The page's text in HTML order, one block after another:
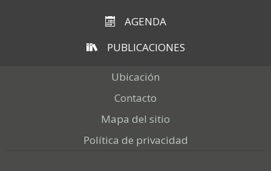
AGENDA
PUBLICACIONES
Ubicación
Contacto
Mapa del sitio
Política de privacidad